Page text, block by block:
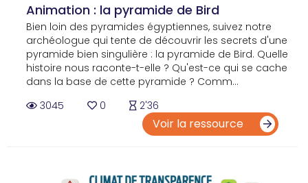
Animation : la pyramide de Bird
Bien loin des pyramides égyptiennes, suivez notre
archéologue qui tente de découvrir les secrets d'une
pyramide bien singulière : la pyramide de Bird. Quelle
histoire nous raconte-t-elle ? Qu'est-ce qui se cache
dans la base de cette pyramide ? Comm...
3045
0 2'36
Voir la ressource